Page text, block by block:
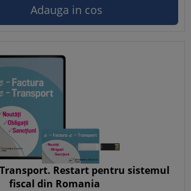
Adauga in cos
Transport. Restart pentru sistemul
fiscal din Romania